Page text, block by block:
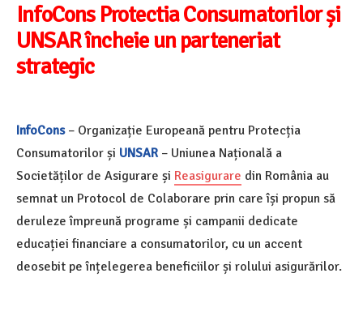
InfoCons Protectia Consumatorilor și
UNSAR încheie un parteneriat
strategic
InfoCons– Organizație Europeană pentru Protecția
Consumatorilor și UNSAR – Uniunea Națională a
Societăților de Asigurare și Reasigurare din România au
semnat un Protocol de Colaborare prin care își propun să
deruleze împreună programe și campanii dedicate
educației financiare a consumatorilor, cu un accent
deosebit pe înțelegerea beneficiilor și rolului asigurărilor.